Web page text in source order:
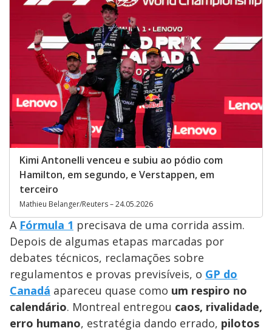
Kimi Antonelli venceu e subiu ao pódio com
Hamilton, em segundo, e Verstappen, em
terceiro
Mathieu Belanger/Reuters – 24.05.2026
A Fórmula 1 precisava de uma corrida assim.
Depois de algumas etapas marcadas por
debates técnicos, reclamações sobre
regulamentos e provas previsíveis, o GP do
Canadá apareceu quase como um respiro no
calendário. Montreal entregou caos, rivalidade,
erro humano, estratégia dando errado, pilotos